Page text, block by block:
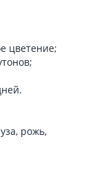
цветение;
рожь,